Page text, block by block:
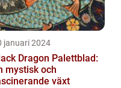
januari 2024
Dragon Palettblad:
mystisk och
växt